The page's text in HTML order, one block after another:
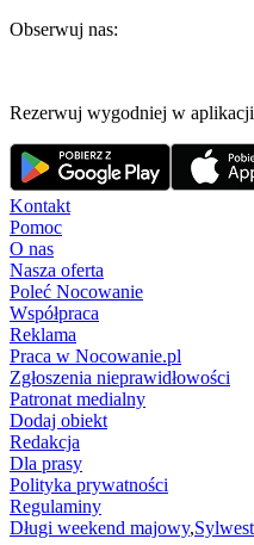
Obserwuj nas:
Rezerwuj wygodniej w aplikacji
Kontakt
Pomoc
O nas
Nasza oferta
Poleć Nocowanie
Współpraca
Reklama
Praca w Nocowanie.pl
Zgłoszenia nieprawidłowości
Patronat medialny
Dodaj obiekt
Redakcja
Dla prasy
Polityka prywatności
Regulaminy
Długi weekend majowy,